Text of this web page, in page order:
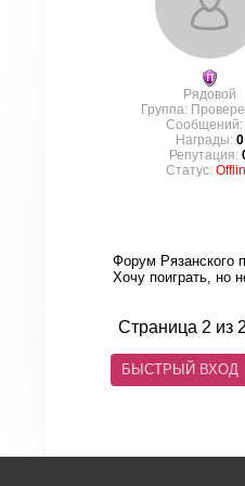
Рядовой
Группа:
Сообщений:
Награды: 0
Репутация:
Статус:
Форум Рязанского
Хочу поиграть, но
Страница 2 из 2